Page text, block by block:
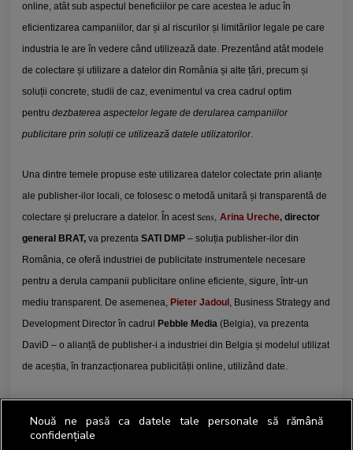
online, atât sub aspectul beneficiilor pe care acestea le aduc în
eficientizarea campaniilor, dar și al riscurilor și limitărilor legale pe care
industria le are în vedere când utilizează date. Prezentând atât modele
de colectare și utilizare a datelor din România și alte țări, precum și
soluții concrete, studii de caz, evenimentul va crea cadrul optim
pentru dezbaterea aspectelor legate de derularea campaniilor
publicitare prin soluții ce utilizează datele utilizatorilor.
Una dintre temele propuse este utilizarea datelor colectate prin alianțe
ale publisher-ilor locali, ce folosesc o metodă unitară și transparentă de
colectare și prelucrare a datelor. În acest sens, Arina Ureche, director
general BRAT, va prezenta SATI DMP – soluția publisher-ilor din
România, ce oferă industriei de publicitate instrumentele necesare
pentru a derula campanii publicitare online eficiente, sigure, într-un
mediu transparent. De asemenea, Pieter Jadoul , Business Strategy and
Development Director în cadrul
Pebble Media (Belgia), va prezenta
DaviD – o alianță de publisher-i a industriei din Belgia și modelul utilizat
de aceștia, în tranzacționarea publicității online, utilizând date.
industriei locale de media, reprezentanți ai unor mari agenții de media și
Nouă ne pasă ca datele tale personale să rămână
confidențiale